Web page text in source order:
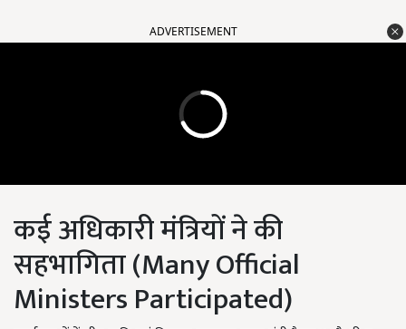
ADVERTISEMENT
कई अधिकारी मंत्रियों ने की
सहभागिता (Many Official
Ministers Participated)